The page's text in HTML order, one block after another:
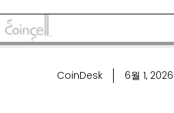
CoinDesk 6월 1, 2026